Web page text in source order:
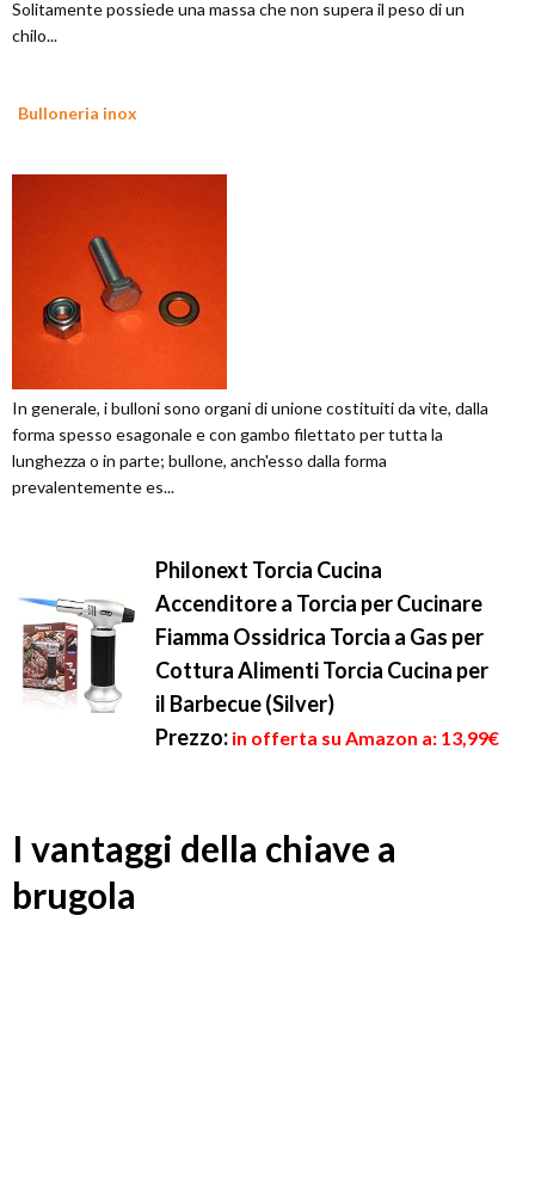
Solitamente possiede una massa che non supera il peso di un
chilo...
Bulloneria inox
In generale, i bulloni sono organi di unione costituiti da vite, dalla
forma spesso esagonale e con gambo filettato per tutta la
lunghezza o in parte; bullone, anch'esso dalla forma
prevalentemente es...
Philonext Torcia Cucina
Accenditore a Torcia per Cucinare
Fiamma Ossidrica Torcia a Gas per
Cottura Alimenti Torcia Cucina per
il Barbecue (Silver)
Prezzo: in offerta su Amazon a: 13,99€
I vantaggi della chiave a
brugola